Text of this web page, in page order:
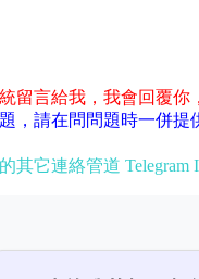
留言給我，我會回覆你
，請在問問題時一併提
它連絡管道 Telegram